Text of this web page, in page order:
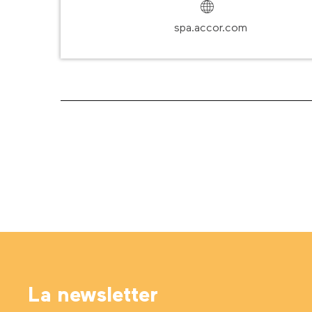
spa.accor.com
La newsletter